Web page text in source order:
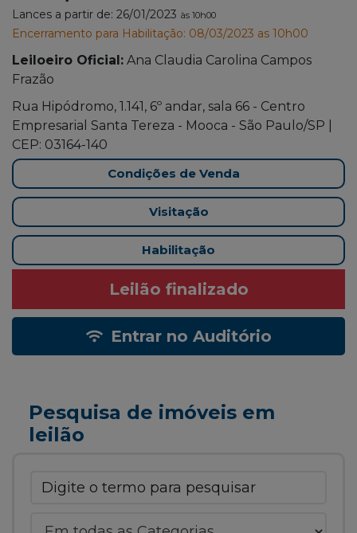
Lances a partir de: 26/01/2023 às 10h00
Encerramento para Habilitação: 08/03/2023 as 10h00
Leiloeiro Oficial: Ana Claudia Carolina Campos
Frazão
Rua Hipódromo, 1.141, 6º andar, sala 66 - Centro
Empresarial Santa Tereza - Mooca - São Paulo/SP |
CEP: 03164-140
Condições de Venda
Visitação
Habilitação
Leilão finalizado
Entrar no Auditório
Pesquisa de imóveis em
leilão